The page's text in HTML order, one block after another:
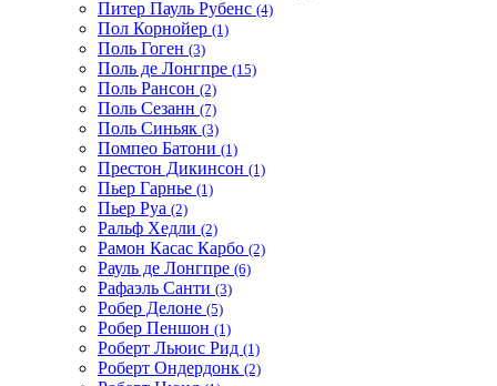
Питер Пауль Рубенс (4)
Пол Корнойер (1)
Поль Гоген (3)
Поль де Лонгпре (15)
Поль Рансон (2)
Поль Сезанн (7)
Поль Синьяк (3)
Помпео Батони (1)
Престон Дикинсон (1)
Пьер Гарнье (1)
Пьер Руа (2)
Ральф Хедли (2)
Рамон Касас Карбо (2)
Рауль де Лонгпре (6)
Рафаэль Санти (3)
Робер Делоне (5)
Робер Пеншон (1)
Роберт Льюис Рид (1)
Роберт Ондердонк (2)